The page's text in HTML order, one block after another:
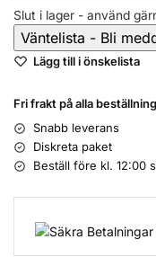
Slut i lager - använd
Lägg till i önskelista
Fri frakt på alla
Snabb leverans
Diskreta paket
Beställ före kl. 12:00